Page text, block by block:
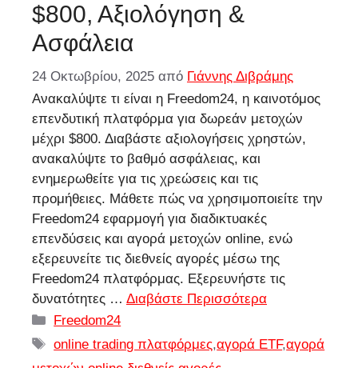
$800, Αξιολόγηση &
Ασφάλεια
24 Οκτωβρίου, 2025 από Γιάννης Διβράμης
Ανακαλύψτε τι είναι η Freedom24, η καινοτόμος
επενδυτική πλατφόρμα για δωρεάν μετοχών
μέχρι $800. Διαβάστε αξιολογήσεις χρηστών,
ανακαλύψτε το βαθμό ασφάλειας, και
ενημερωθείτε για τις χρεώσεις και τις
προμήθειες. Μάθετε πώς να χρησιμοποιείτε την
Freedom24 εφαρμογή για διαδικτυακές
επενδύσεις και αγορά μετοχών online, ενώ
εξερευνείτε τις διεθνείς αγορές μέσω της
Freedom24 πλατφόρμας. Εξερευνήστε τις
δυνατότητες … Διαβάστε Περισσότερα
Κατηγορίες
Freedom24
Ετικέτες
online trading πλατφόρμες,αγορά ETF,αγορά